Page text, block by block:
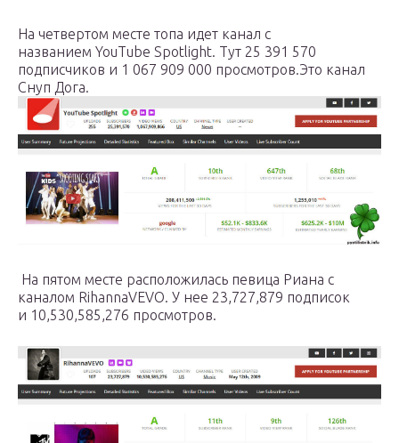
На четвертом месте топа идет канал с
названием YouTube Spotlight. Тут 25 391 570
подписчиков и 1 067 909 000 просмотров.Это канал
Снуп Дога.
На пятом месте расположилась певица Риана с
каналом RihannaVEVO. У нее 23,727,879 подписок
и 10,530,585,276 просмотров.